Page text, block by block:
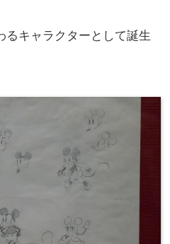
るキャラクターとして誕生